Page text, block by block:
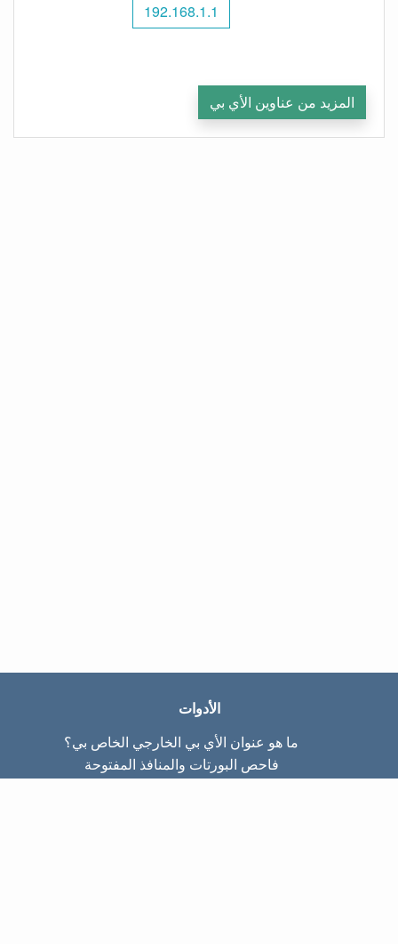
192.168.1.1
المزيد من عناوين الأي بي
الأدوات
ما هو عنوان الأي بي الخارجي الخاص بي؟
فاحص البورتات والمنافذ المفتوحة